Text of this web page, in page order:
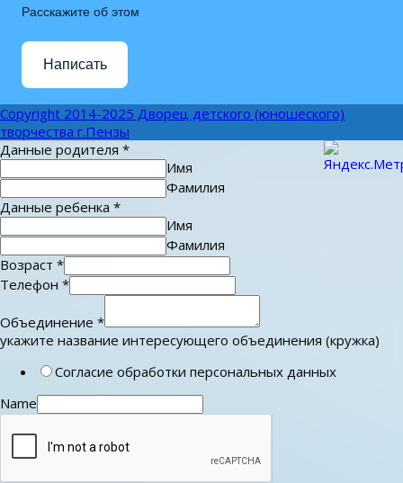
Расскажите об этом
Написать
Copyright 2014-2025 Дворец детского (юношеского)
творчества г.Пензы
Данные родителя *
Имя
Фамилия
Данные ребенка *
Имя
Фамилия
Возраст *
Телефон *
Объединение *
укажите название интересующего объединения (кружка)
Согласие обработки персональных данных
Name